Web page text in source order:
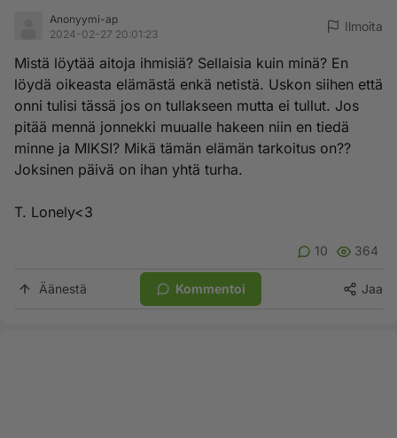
Anonyymi-ap
2024-02-27 20:01:23
Ilmoita
Mistä löytää aitoja ihmisiä? Sellaisia kuin minä? En
löydä oikeasta elämästä enkä netistä. Uskon siihen että
onni tulisi tässä jos on tullakseen mutta ei tullut. Jos
pitää mennä jonnekki muualle hakeen niin en tiedä
minne ja MIKSI? Mikä tämän elämän tarkoitus on??
Joksinen päivä on ihan yhtä turha.
T. Lonely<3
10 364
Äänestä Kommentoi Jaa